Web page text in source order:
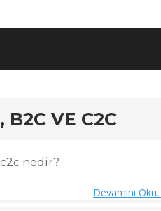
B2C VE C2C
nedir?
Devamını Oku..